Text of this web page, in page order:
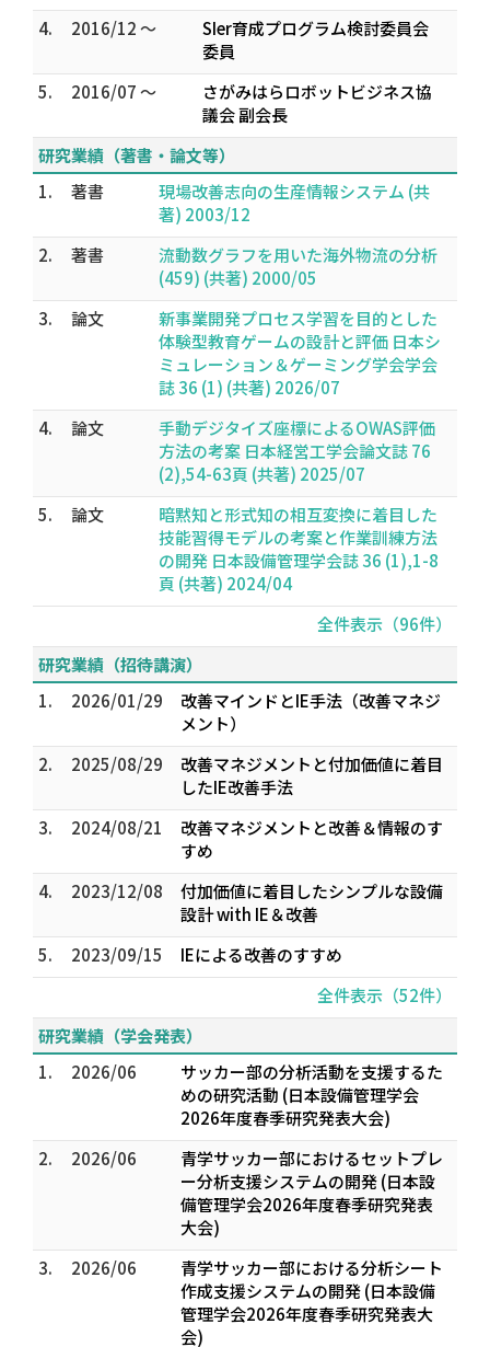
4.
2016/12 ～
SIer育成プログラム検討委員会
委員
5.
2016/07 ～
さがみはらロボットビジネス協
議会 副会長
研究業績（著書・論文等）
1.
著書
現場改善志向の生産情報システム (共
著) 2003/12
2.
著書
流動数グラフを用いた海外物流の分析
(459) (共著) 2000/05
3.
論文
新事業開発プロセス学習を目的とした
体験型教育ゲームの設計と評価 日本シ
ミュレーション＆ゲーミング学会学会
誌 36 (1) (共著) 2026/07
4.
論文
手動デジタイズ座標によるOWAS評価
方法の考案 日本経営工学会論文誌 76
(2),54-63頁 (共著) 2025/07
5.
論文
暗黙知と形式知の相互変換に着目した
技能習得モデルの考案と作業訓練方法
の開発 日本設備管理学会誌 36 (1),1-8
頁 (共著) 2024/04
全件表示（96件）
研究業績（招待講演）
1.
2026/01/29
改善マインドとIE手法（改善マネジ
メント）
2.
2025/08/29
改善マネジメントと付加価値に着目
したIE改善手法
3.
2024/08/21
改善マネジメントと改善＆情報のす
すめ
4.
2023/12/08
付加価値に着目したシンプルな設備
設計 with IE＆改善
5.
2023/09/15
IEによる改善のすすめ
全件表示（52件）
研究業績（学会発表）
1.
2026/06
サッカー部の分析活動を支援するた
めの研究活動 (日本設備管理学会
2026年度春季研究発表大会)
2.
2026/06
青学サッカー部におけるセットプレ
ー分析支援システムの開発 (日本設
備管理学会2026年度春季研究発表
大会)
3.
2026/06
青学サッカー部における分析シート
作成支援システムの開発 (日本設備
管理学会2026年度春季研究発表大
会)